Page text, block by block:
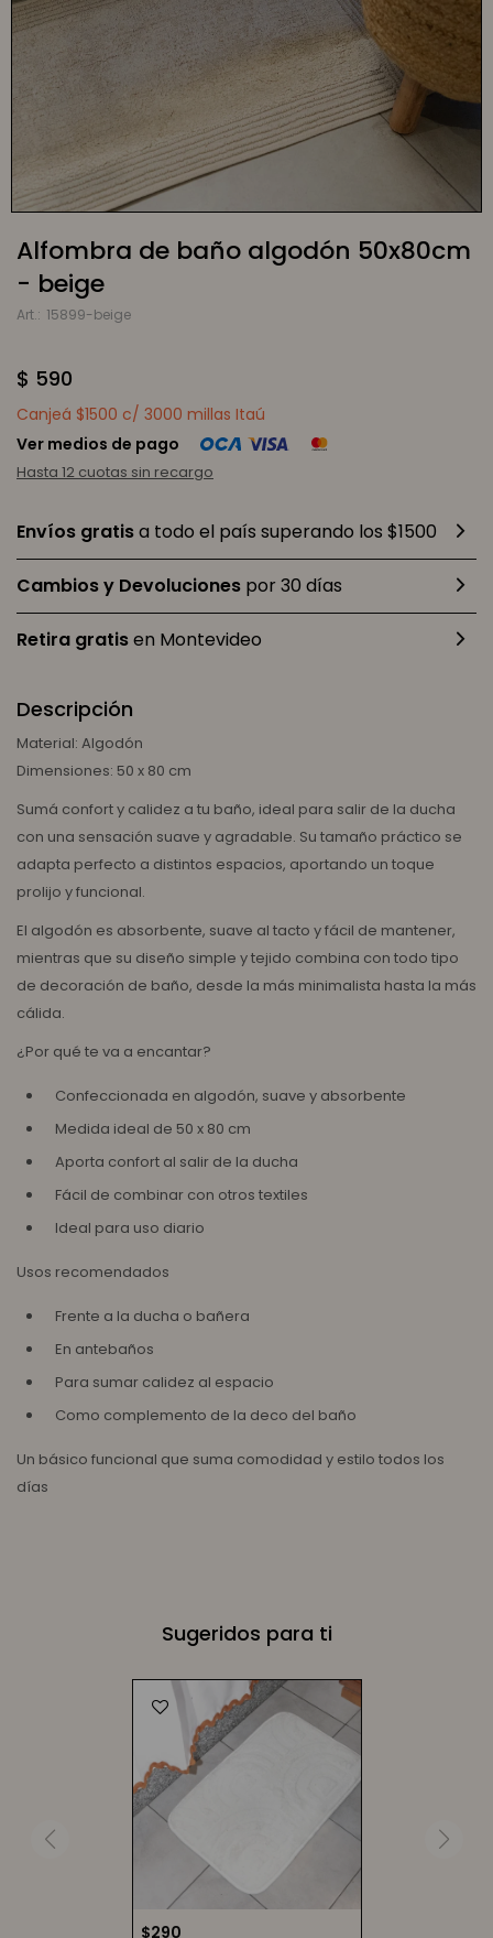
Alfombra de baño algodón 50x80cm
- beige
15899-beige
$ 590
Canjeá $1500 c/ 3000 millas Itaú
Ver medios de pago
Hasta 12 cuotas sin recargo
Envíos gratisa todo el país superando los $1500
Cambios y Devoluciones por 30 días
Retira gratisen Montevideo
Descripción
Material: Algodón
Dimensiones: 50 x 80 cm
Sumá confort y calidez a tu baño, ideal para salir de la ducha
con una sensación suave y agradable. Su tamaño práctico se
adapta perfecto a distintos espacios, aportando un toque
prolijo y funcional.
El algodón es absorbente, suave al tacto y fácil de mantener,
mientras que su diseño simple y tejido combina con todo tipo
de decoración de baño, desde la más minimalista hasta la más
cálida.
¿Por qué te va a encantar?
Confeccionada en algodón, suave y absorbente
Medida ideal de 50 x 80 cm
Aporta confort al salir de la ducha
Fácil de combinar con otros textiles
Ideal para uso diario
Usos recomendados
Frente a la ducha o bañera
En antebaños
Para sumar calidez al espacio
Como complemento de la deco del baño
Un básico funcional que suma comodidad y estilo todos los
días
Sugeridos para ti
$290